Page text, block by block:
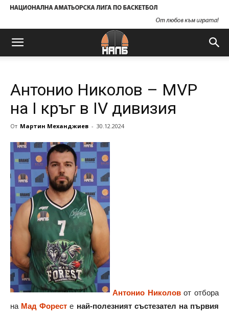
Антонио Николов – MVP
на I кръг в IV дивизия
От Мартин Механджиев - 30.12.2024
Антонио Николов от отбора
на Мад Форест е най-полезният състезател на първия